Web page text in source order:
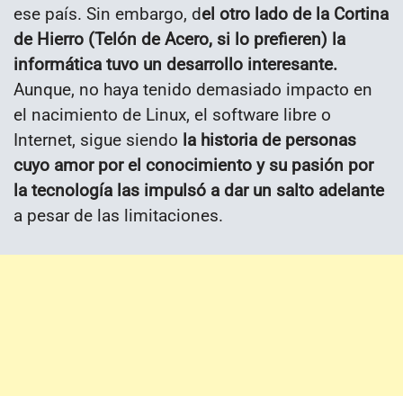
ese país. Sin embargo, del otro lado de la Cortina
de Hierro (Telón de Acero, si lo prefieren) la
informática tuvo un desarrollo interesante.
Aunque, no haya tenido demasiado impacto en
el nacimiento de Linux, el software libre o
Internet, sigue siendo la historia de personas
cuyo amor por el conocimiento y su pasión por
la tecnología las impulsó a dar un salto adelante
a pesar de las limitaciones.